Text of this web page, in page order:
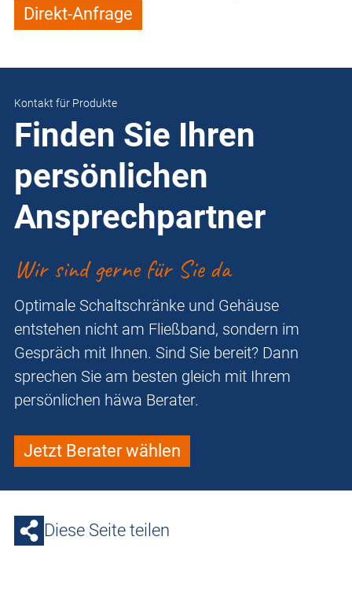
Direkt-Anfrage
Kontakt für Produkte
Finden Sie Ihren
persönlichen
Ansprechpartner
Wir sind gerne für Sie da
Optimale Schaltschränke und Gehäuse
entstehen nicht am Fließband, sondern im
Gespräch mit Ihnen. Sind Sie bereit? Dann
sprechen Sie am besten gleich mit Ihrem
persönlichen häwa Berater.
Jetzt Berater wählen
Diese Seite teilen